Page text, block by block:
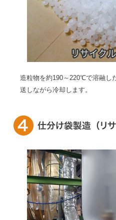
造粒物を約190～220℃で溶融し
送しながら冷却します。